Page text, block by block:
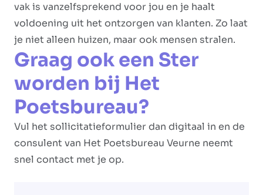
vak is vanzelfsprekend voor jou en je haalt
voldoening uit het ontzorgen van klanten. Zo laat
je niet alleen huizen, maar ook mensen stralen.
Graag ook een Ster
worden bij Het
Poetsbureau?
Vul het sollicitatieformulier dan digitaal in en de
consulent van Het Poetsbureau Veurne neemt
snel contact met je op.